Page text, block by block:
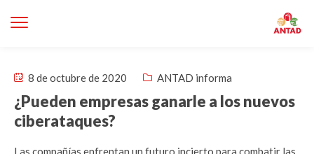
8 de octubre de 2020 ANTAD informa
¿Pueden empresas ganarle a los nuevos
ciberataques?
Las compañías enfrentan un futuro incierto para combatir las